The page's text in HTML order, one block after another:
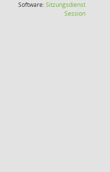
Software:Sitzungsdienst
Session(Wird in